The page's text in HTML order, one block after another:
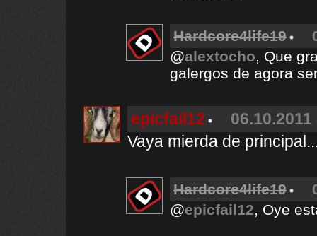
Hardcore4life19
@alextocho, Que
galergos de agora
epicfail12
Vaya mierda de
Hardcore4life19
@epicfail12, Oye